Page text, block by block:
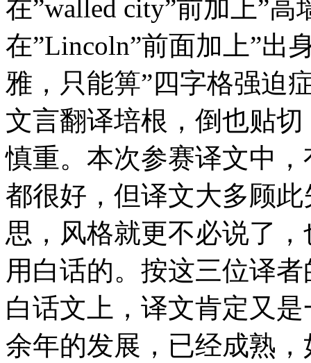
在”walled city”前加上”
在”Lincoln”前面加上”出
雅，只能箅”四字格强迫
文言翻译培根，倒也贴
慎重。本次参赛译文中
都很好，但译文大多顾
思，风格就更不必说了
用白话的。按这三位译
白话文上，译文肯定又
余年的发展，已经成熟